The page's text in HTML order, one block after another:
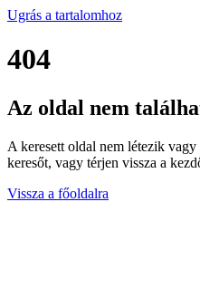
Ugrás a tartalomhoz
404
Az oldal nem
A keresett oldal nem létezik
keresőt, vagy térjen vissza a
Vissza a főoldalra